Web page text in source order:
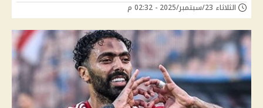
الثلاثاء 23/سبتمبر/2025 - 02:32 م